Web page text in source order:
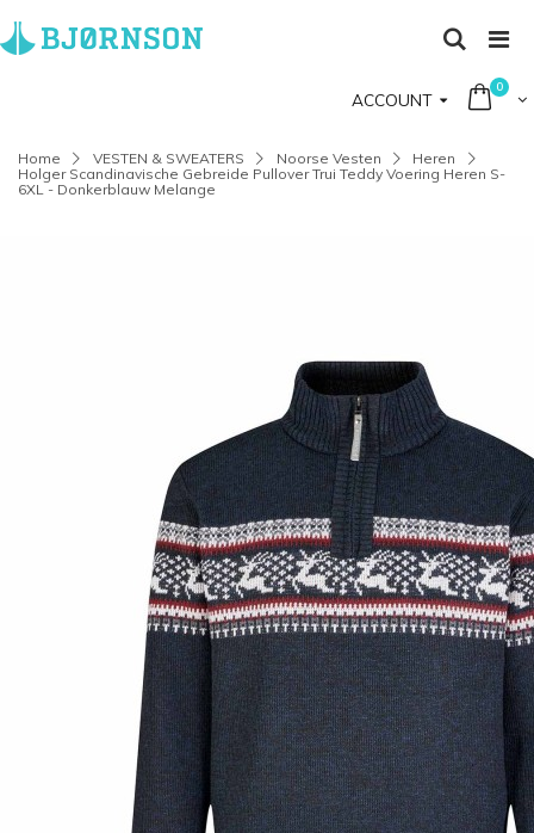
ACCOUNT
0
Home VESTEN & SWEATERS Noorse Vesten
Heren
Holger Scandinavische Gebreide Pullover Trui Teddy Voering Heren S-
6XL - Donkerblauw Melange